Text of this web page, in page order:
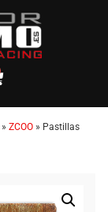
» ZCOO » Pastillas